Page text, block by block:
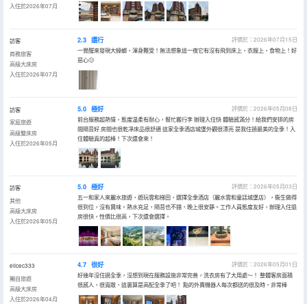
入住於2026年07月
訪客
商務旅客
高級大床房
入住於2026年07月
2.3 還行
評價於：2026年07月15日
一覺醒來發現大蟑螂，渾身難受！無法想象這一夜它有沒有飛到床上，衣服上，食物上！好
惡心🤢
訪客
家庭旅遊
高級雙床房
入住於2026年05月
5.0 極好
評價於：2026年05月08日
前台服務超熱情，態度温柔有耐心，幫忙搬行李 辦理入住快 體驗感滿分！給我們安排的房
間隔音好 房間也很乾凈床品很舒適 這家全季酒店城堡外觀很漂亮 是我住過最美的全季！入
住體驗真的超棒！下次還會來！
訪客
其他
高級大床房
入住於2026年05月
5.0 極好
評價於：2026年05月03日
五一和家人來麗水旅遊，遊玩雲和梯田，選擇全季酒店（麗水雲和童話城堡店），衞生做得
很到位，沒有異味。熱水充足，隔音也不錯，晚上很安靜。工作人員態度友好，辦理入住退
房很快，性價比很高，下次還會選擇。
elicec333
獨自旅遊
高級大床房
入住於2026年04月
4.7 很好
評價於：2026年05月01日
好幾年沒住過全季，沒想到現在服務設施非常完善，洗衣房有了大用處～！ 整體客房面積
很感人，很寬敞，這裏算是高配全季了吧！ 點的外賣機器人每次都送的很及時，非常棒